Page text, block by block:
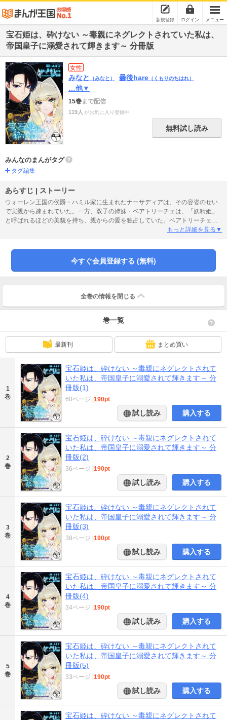
新規登録 ログイン メニュー
宝石姫は、砕けない ～毒親にネグレクトされていた私は、
帝国皇子に溺愛されて輝きます～ 分冊版
女性
みなと （みなと） 曇後hare （くもりのちはれ）
…他▼
15巻まで配信
119人 がお気に入り登録中
無料試し読み
みんなのまんがタグ
タグ編集
あらすじ | ストーリー
ウォーレン王国の侯爵・ハミル家に生まれたナーサディアは、その容姿のせい
で実親から疎まれていた。一方、双子の姉妹・ベアトリーチェは、「妖精姫」
と呼ばれるほどの美貌を持ち、親からの愛を独占していた。ベアトリーチェの
将来の不安要素になると判断されたナーサディアは、塔に幽閉される。絶望に
もっと詳細を見る▼
今すぐ会員登録する (無料)
全巻の情報を 閉じる
巻一覧
最新刊 まとめ買い
1
巻
宝石姫は、砕けない ～毒親にネグレクトされて
いた私は、帝国皇子に溺愛されて輝きます～ 分
冊版(1)
60ページ |190pt
試し読み 購入する
2
巻
宝石姫は、砕けない ～毒親にネグレクトされて
いた私は、帝国皇子に溺愛されて輝きます～ 分
冊版(2)
36ページ |190pt
試し読み 購入する
3
巻
宝石姫は、砕けない ～毒親にネグレクトされて
いた私は、帝国皇子に溺愛されて輝きます～ 分
冊版(3)
38ページ |190pt
試し読み 購入する
4
巻
宝石姫は、砕けない ～毒親にネグレクトされて
いた私は、帝国皇子に溺愛されて輝きます～ 分
冊版(4)
34ページ |190pt
試し読み 購入する
5
巻
宝石姫は、砕けない ～毒親にネグレクトされて
いた私は、帝国皇子に溺愛されて輝きます～ 分
冊版(5)
33ページ |190pt
試し読み 購入する
宝石姫は、砕けない ～毒親にネグレクトされて